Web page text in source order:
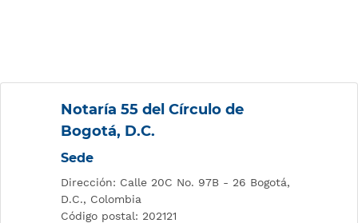
Notaría 55 del Círculo de
Bogotá, D.C.
Sede
Dirección: Calle 20C No. 97B - 26 Bogotá,
D.C., Colombia
Código postal: 202121